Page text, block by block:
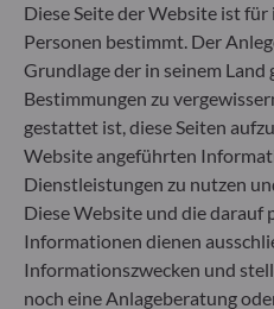
**Die EU-Verordnung zur
Finance Disclosure
Regelwerk der EU, das
Nachhaltigkeitsprofil von
besser vergleichbar und für
verständlich zu machen.
Artikel 6: Das
berücksichtigt bei der
Nachhaltigkeitsrisiken oder
Auswirkungen von
Nachhaltigkeitsfaktoren.
Diese Seite der Website ist
Personen bestimmt. Der
Grundlage der in seinem Land
Bestimmungen zu
gestattet ist, diese Seiten
Website angeführten
Dienstleistungen zu nutzen
Diese Website und die darauf
Informationen dienen
Informationszwecken und
noch eine Anlageberatung